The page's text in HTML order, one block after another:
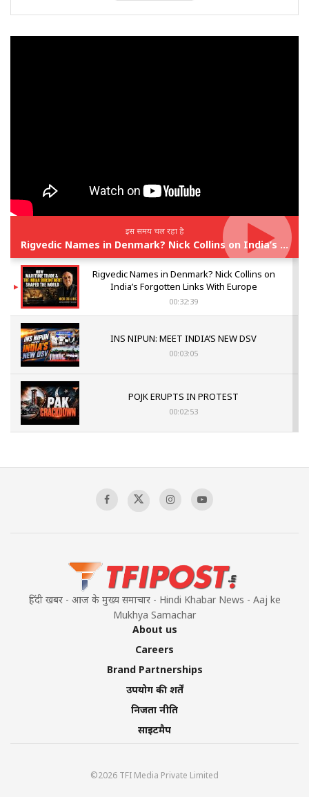
इस समय चल रहा है
Rigvedic Names in Denmark? Nick Collins on India’s Forgotten Links With Europe
Rigvedic Names in Denmark? Nick Collins on
India’s Forgotten Links With Europe
00:32:39
INS NIPUN: MEET INDIA’S NEW DSV
00:03:05
POJK ERUPTS IN PROTEST
00:02:53
Sagar
हिंदी खबर - आज के मुख्य समाचार - Hindi Khabar News - Aaj ke
Mukhya Samachar
About us
Careers
Brand Partnerships
उपयोग की शर्तें
निजता नीति
साइटमैप
©2026 TFI Media Private Limited